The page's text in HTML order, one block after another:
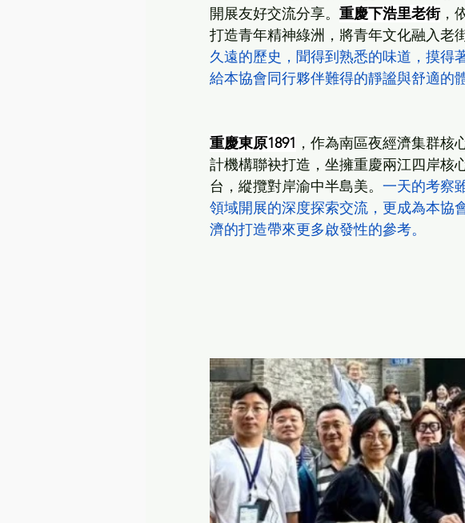
開展友好交流分享。 重慶下浩里老街，
打造青年精神綠洲，將青年文化融入老
久遠的歷史，聞得到熟悉的味道，摸得
給本協會同行夥伴難得的靜謐與舒適的體
重慶東原1891 ，作為南區夜經濟集群核
計機構聯袂打造，坐擁重慶兩江四岸核
台，縱攬對岸渝中半島美。 一天的考察
領域開展的深度探索交流，更成為本協
濟的打造帶來更多啟發性的參考。